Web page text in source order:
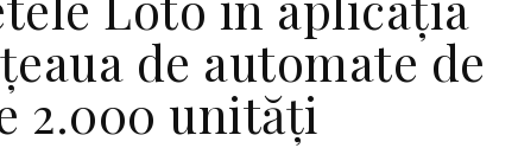
de automate de
2.000 unități